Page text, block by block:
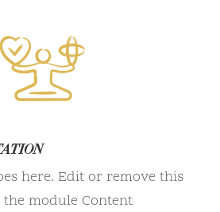
here. Edit or remove this
module Content